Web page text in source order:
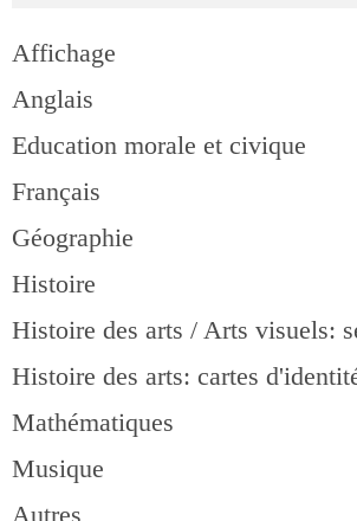
Affichage
Anglais
Education morale et civique
Français
Géographie
Histoire
Histoire des arts / Arts visuels:
Histoire des arts: cartes
Mathématiques
Musique
Autres